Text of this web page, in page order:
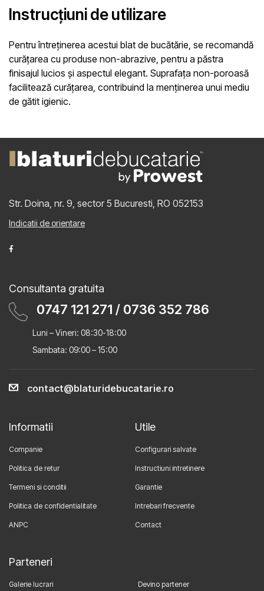
Instrucțiuni de utilizare
Pentru întreținerea acestui blat de bucătărie, se recomandă
curățarea cu produse non-abrazive, pentru a păstra
finisajul lucios și aspectul elegant. Suprafața non-poroasă
facilitează curățarea, contribuind la menținerea unui mediu
de gătit igienic.
Str. Doina, nr. 9, sector 5 Bucuresti, RO 052153
Indicatii de orientare
Consultanta gratuita
0747 121 271 / 0736 352 786
Luni – Vineri: 08:30-18:00
Sambata: 09:00 – 15:00
contact@blaturidebucatarie.ro
Informatii
Companie
Politica de retur
Termeni si conditii
Politica de confidentialitate
ANPC
Utile
Configurari salvate
Instructiuni intretinere
Garantie
Intrebari frecvente
Contact
Parteneri
Galerie lucrari Devino partener